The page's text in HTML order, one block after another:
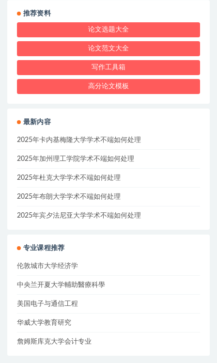
推荐资料
论文选题大全
论文范文大全
写作工具箱
高分论文模板
最新内容
2025年卡内基梅隆大学学术不端如何处理
2025年加州理工学院学术不端如何处理
2025年杜克大学学术不端如何处理
2025年布朗大学学术不端如何处理
2025年宾夕法尼亚大学学术不端如何处理
专业课程推荐
伦敦城市大学经济学
中央兰开夏大学輔助醫療科學
美国电子与通信工程
华威大学教育研究
詹姆斯库克大学会计专业